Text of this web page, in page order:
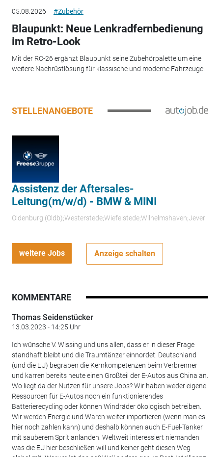
05.08.2026 #Zubehör
Blaupunkt: Neue Lenkradfernbedienung
im Retro-Look
Mit der RC-26 ergänzt Blaupunkt seine Zubehörpalette um eine
weitere Nachrüstlösung für klassische und moderne Fahrzeuge.
STELLENANGEBOTE
Assistenz der Aftersales-
Leitung(m/w/d) - BMW & MINI
Oldenburg (Oldb);Westerstede;Wiefelstede;Wilhelmshaven;Jever
weitere Jobs Anzeige schalten
KOMMENTARE
Thomas Seidenstücker
13.03.2023 - 14:25 Uhr
Ich wünsche V. Wissing und uns allen, dass er in dieser Frage
standhaft bleibt und die Traumtänzer einnordet. Deutschland
(und die EU) begraben die Kernkompetenzen beim Verbrenner
und karren bereits heute einen Großteil der E-Autos aus China an.
Wo liegt da der Nutzen für unsere Jobs? Wir haben weder eigene
Ressourcen für E-Autos noch ein funktionierendes
Batterierecycling oder können Windräder ökologisch betreiben.
Wir werden Energie und Waren weiter importieren (wenn man es
hier noch zahlen kann) und deshalb können auch E-Fuel-Tanker
mit sauberem Sprit anlanden. Weltweit interessiert niemanden
was die EU hier beschließen will und keiner geht diesen Weg